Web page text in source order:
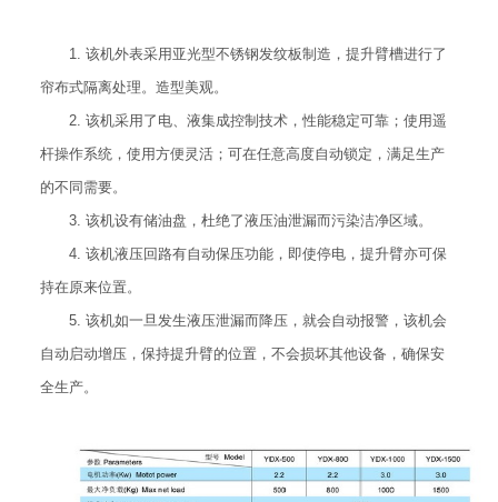
1. 该机外表采用亚光型不锈钢发纹板制造，提升臂槽进行了
帘布式隔离处理。造型美观。
2. 该机采用了电、液集成控制技术，性能稳定可靠；使用遥
杆操作系统，使用方便灵活；可在任意高度自动锁定，满足生产
的不同需要。
3. 该机设有储油盘，杜绝了液压油泄漏而污染洁净区域。
4. 该机液压回路有自动保压功能，即使停电，提升臂亦可保
持在原来位置。
5. 该机如一旦发生液压泄漏而降压，就会自动报警，该机会
自动启动增压，保持提升臂的位置，不会损坏其他设备，确保安
全生产。